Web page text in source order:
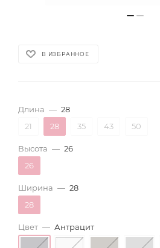
В ИЗБРАННОЕ
Длина — 28
21
28 35 43 50
Высота — 26
26
Ширина — 28
28
Цвет — Антрацит